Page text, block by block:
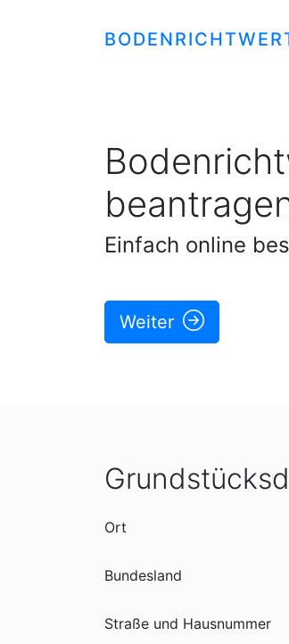
Einfach online
Weiter
Ort
Bundesland
Straße und Hausnummer